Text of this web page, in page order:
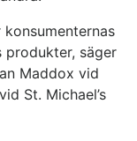
säger
Maddox vid
vid St. Michael’s